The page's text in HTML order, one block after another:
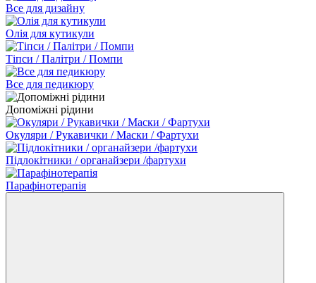
Все для дизайну
Олія для кутикули
Тіпси / Палітри / Помпи
Все для педикюру
Допоміжні рідини
Окуляри / Рукавички / Маски / Фартухи
Підлокітники / органайзери /фартухи
Парафінотерапія